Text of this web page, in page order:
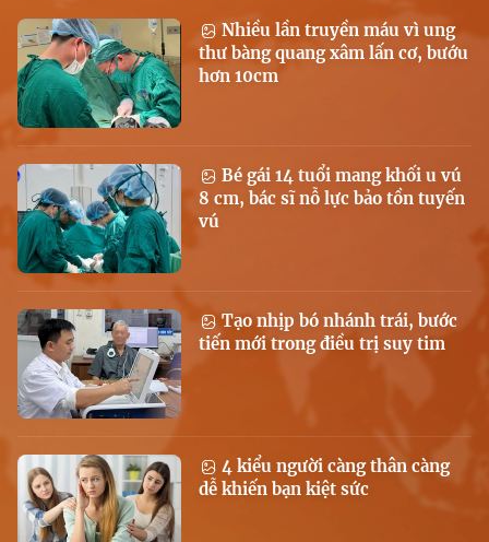
Nhiều lần truyền máu vì ung
thư bàng quang xâm lấn cơ, bướu
hơn 10cm
Bé gái 14 tuổi mang khối u vú
8 cm, bác sĩ nỗ lực bảo tồn tuyến
vú
Tạo nhịp bó nhánh trái, bước
tiến mới trong điều trị suy tim
4 kiểu người càng thân càng
dễ khiến bạn kiệt sức